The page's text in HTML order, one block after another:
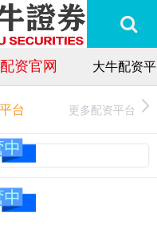
资官网 大牛配资
台 更多配资平台